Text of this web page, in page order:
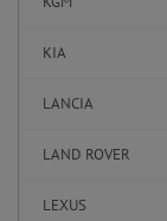
KIA
LANCIA
LAND ROVER
LEXUS